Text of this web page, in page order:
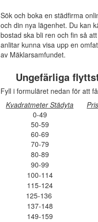
Sök och boka en städfirma
och din nya lägenhet. Du kan
bostad ska bli ren och fin så
anlitar kunna visa upp en
av Mäklarsamfundet.
Ungefärliga
Fyll i formuläret nedan för att
Kvadratmeter Städyta
0-49
50-59
60-69
70-79
80-89
90-99
100-114
115-124
125-136
137-148
149-159